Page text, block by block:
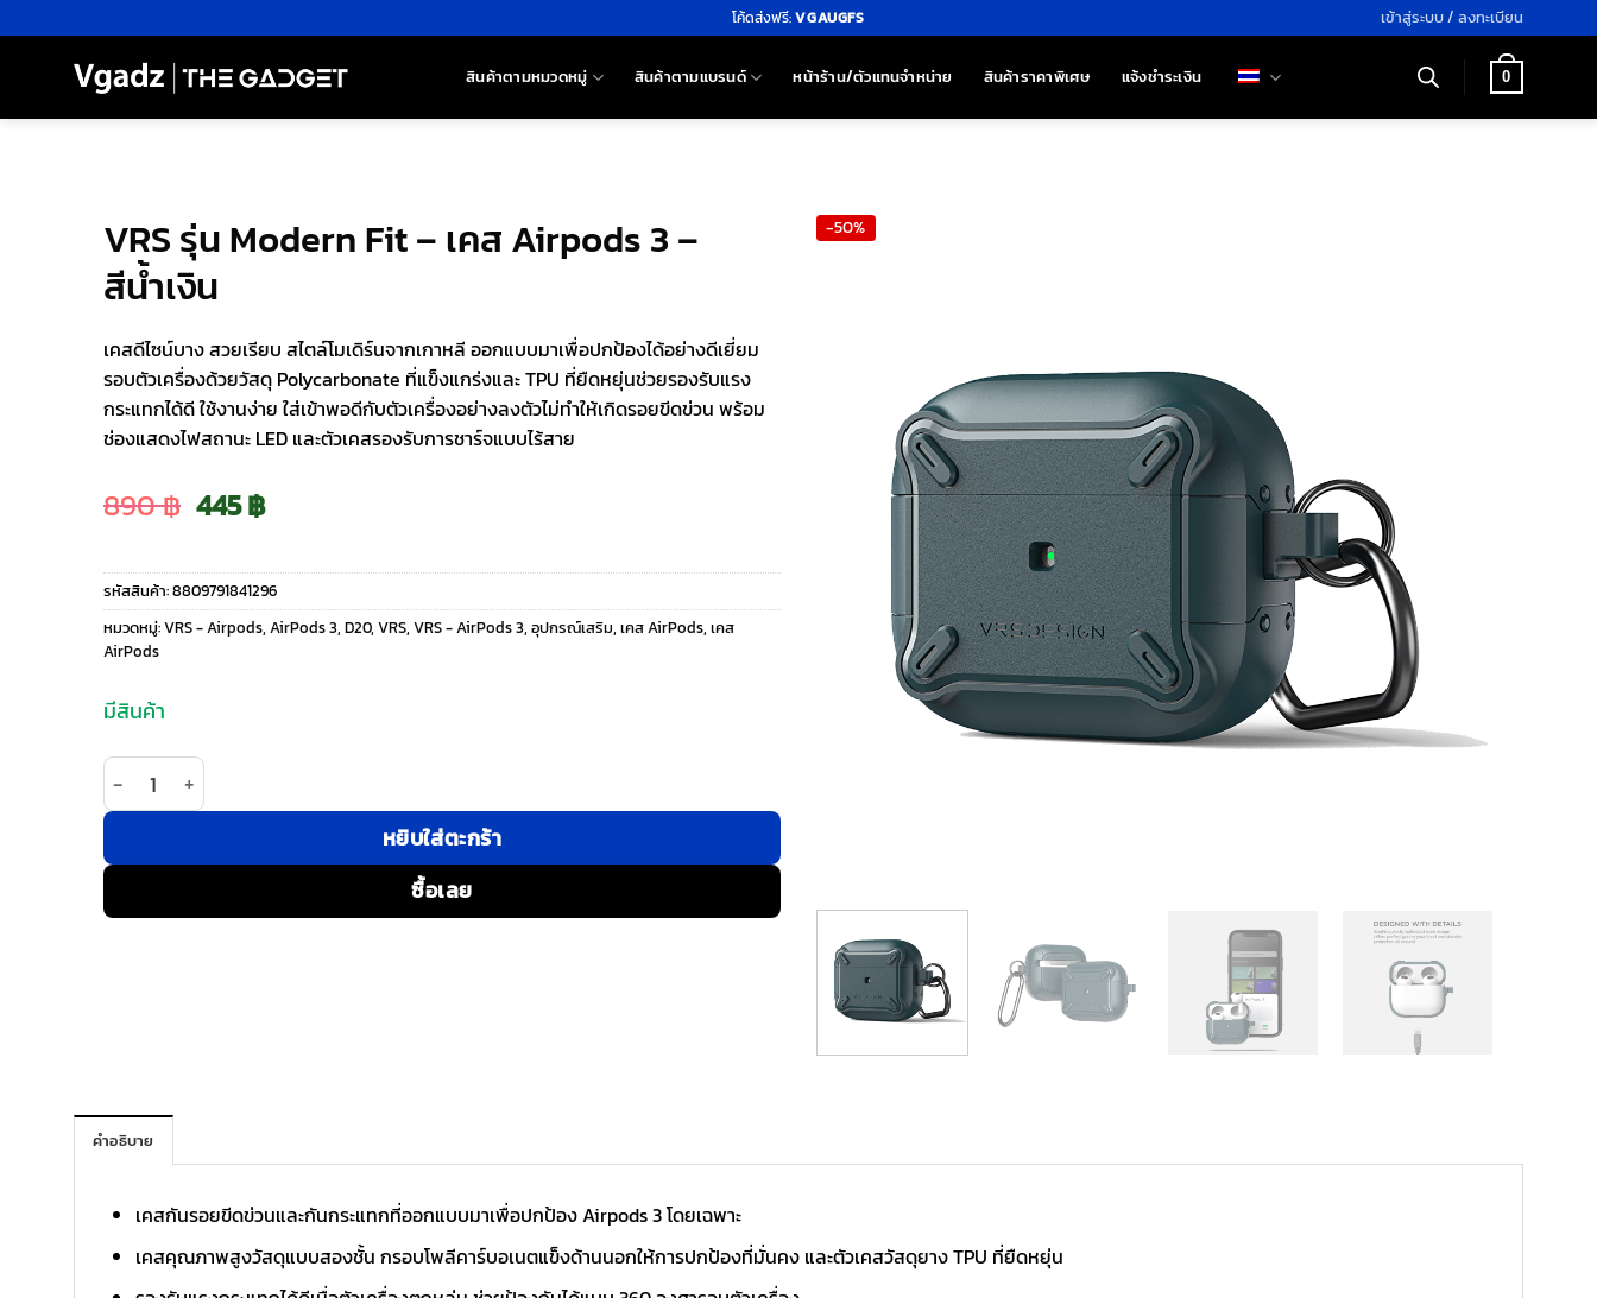
ไป
โค้ดส่งฟรี:VGAUGFS เข้าสู่ระบบ / ลงทะเบียน
สินค้าตามหมวดหมู่ สินค้าตามแบรนด์ หน้าร้าน/ตัวแทนจำหน่าย สินค้าราคาพิเศษ แจ้งชำระเงิน 0
VRS รุ่น Modern Fit – เคส Airpods 3 –
สีน้ำเงิน
เคสดีไซน์บาง สวยเรียบ สไตล์โมเดิร์นจากเกาหลี ออกแบบมาเพื่อปกป้องได้อย่างดีเยี่ยม
รอบตัวเครื่องด้วยวัสดุ Polycarbonate ที่แข็งแกร่งและ TPU ที่ยืดหยุ่นช่วยรองรับแรง
กระแทกได้ดี ใช้งานง่าย ใส่เข้าพอดีกับตัวเครื่องอย่างลงตัวไม่ทำให้เกิดรอยขีดข่วน พร้อม
ช่องแสดงไฟสถานะ LED และตัวเคสรองรับการชาร์จแบบไร้สาย
890฿ Original
price
was:
445฿Current
price
is:
รหัสสินค้า:8809791841296
หมวดหมู่:VRS - Airpods, AirPods 3, D20, VRS, VRS - AirPods 3, อุปกรณ์เสริม, เคส AirPods, เคส
AirPods
มีสินค้า
จำนวน VRS รุ่น Modern Fit - เคส Airpods 3 - สีน้ำเงิน ชิ้น
หยิบใส่ตะกร้า
ซื้อเลย
-50%
คำอธิบาย
เคสกันรอยขีดข่วนและกันกระแทกที่ออกแบบมาเพื่อปกป้อง Airpods 3 โดยเฉพาะ
เคสคุณภาพสูงวัสดุแบบสองชั้น กรอบโพลีคาร์บอเนตแข็งด้านนอกให้การปกป้องที่มั่นคง และตัวเคสวัสดุยาง TPU ที่ยืดหยุ่น